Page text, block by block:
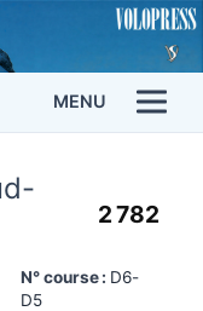
MENU
2 782
N° course : D6-
D5